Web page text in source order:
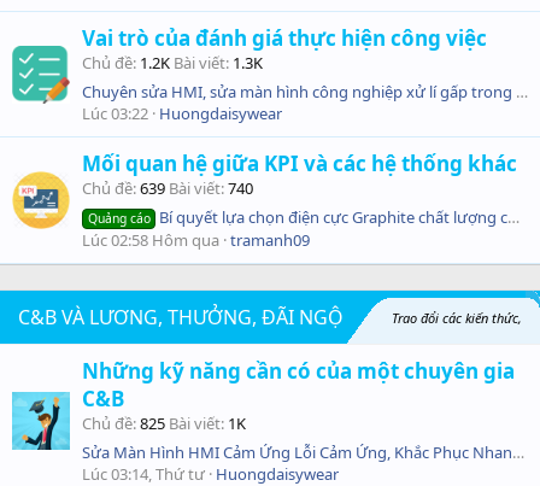
Vai trò của đánh giá thực hiện công việc
Chủ đề 1.2K Bài viết 1.3K
Chuyên sửa HMI, sửa màn hình công nghiệp xử lí gấp trong ngày
Lúc 03:22 Huongdaisywear
Mối quan hệ giữa KPI và các hệ thống khác
Chủ đề 639 Bài viết 740
Quảng cáo Bí quyết lựa chọn điện cực Graphite chất lượng cao, giá cả hợp lý.
Lúc 02:58 Hôm qua tramanh09
C&B VÀ LƯƠNG, THƯỞNG, ĐÃI NGỘ Trao đổi các kiến thức,
kỹ năng nghiệp vụ liên quan đến các cơ chế đãi ngộ. Chia sẻ tầm quan trọng của vị trí C&B
và cách để trở thành chuyên gia tài ba trong lĩnh vực C&B
Những kỹ năng cần có của một chuyên gia
C&B
Chủ đề 825 Bài viết 1K
Sửa Màn Hình HMI Cảm Ứng Lỗi Cảm Ứng, Khắc Phục Nhanh, Uy Tín
Lúc 03:14, Thứ tư Huongdaisywear